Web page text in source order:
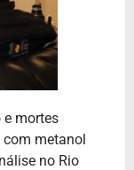
mortes
metanol
no Rio